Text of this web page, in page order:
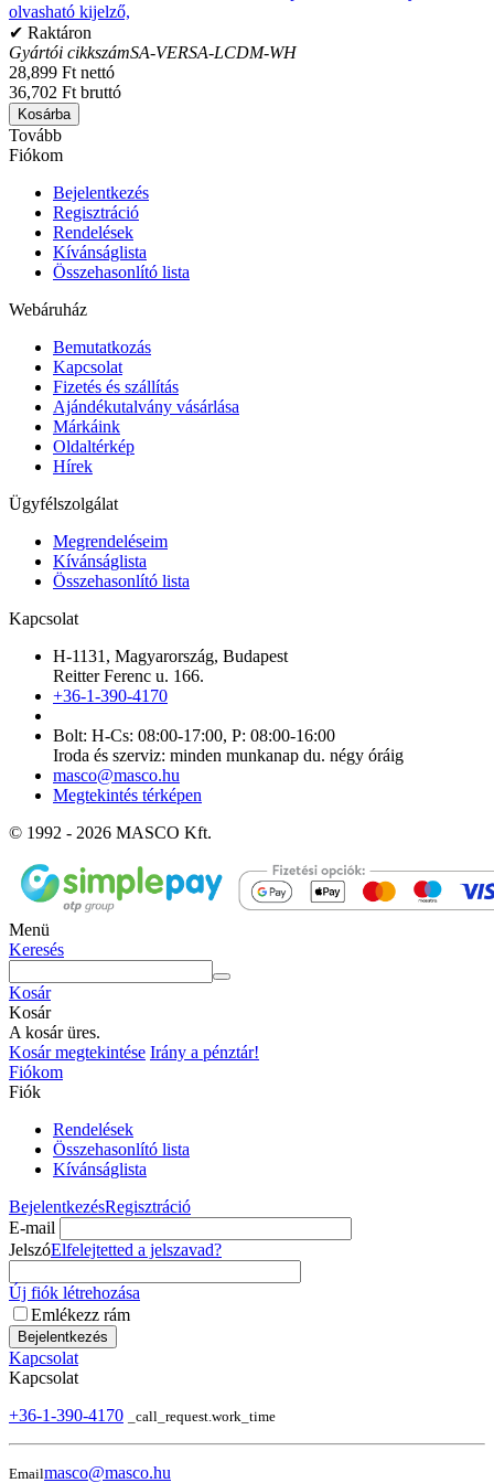
olvasható kijelző,
✔ Raktáron
Gyártói cikkszámSA-VERSA-LCDM-WH
28,899 Ft nettó
36,702 Ft bruttó
Kosárba
Tovább
Fiókom
Bejelentkezés
Regisztráció
Rendelések
Kívánságlista
Összehasonlító lista
Webáruház
Bemutatkozás
Kapcsolat
Fizetés és szállítás
Ajándékutalvány vásárlása
Márkáink
Oldaltérkép
Hírek
Ügyfélszolgálat
Megrendeléseim
Kívánságlista
Összehasonlító lista
Kapcsolat
H-1131, Magyarország, Budapest
Reitter Ferenc u. 166.
+36-1-390-4170
Bolt: H-Cs: 08:00-17:00, P: 08:00-16:00
Iroda és szerviz: minden munkanap du. négy óráig
masco@masco.hu
Megtekintés térképen
© 1992 - 2026 MASCO Kft.
Menü
Keresés
Kosár
Kosár
A kosár üres.
Kosár megtekintése Irány a pénztár!
Fiókom
Fiók
Rendelések
Összehasonlító lista
Kívánságlista
BejelentkezésRegisztráció
E-mail
JelszóElfelejtetted a jelszavad?
Új fiók létrehozása
Emlékezz rám
Bejelentkezés
Kapcsolat
Kapcsolat
+36-1-390-4170
_call_request.work_time
Emailmasco@masco.hu